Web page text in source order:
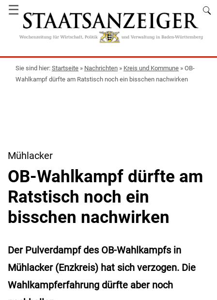
☰
Startseite » Nachrichten » Kreis und Kommune » OB-
Wahlkampf dürfte am Ratstisch noch ein bisschen nachwirken
Mühlacker
OB-Wahlkampf dürfte am
Ratstisch noch ein
bisschen nachwirken
Der Pulverdampf des OB-Wahlkampfs in
Mühlacker (Enzkreis) hat sich verzogen. Die
Wahlkampferfahrung dürfte aber noch